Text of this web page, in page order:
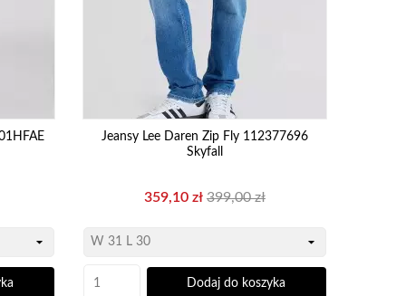
Jeansy Lee Daren Zip Fly 112377696
Skyfall
Cena
359,10 zł Cena
podstawowa
399,00 zł
Dodaj do koszyka